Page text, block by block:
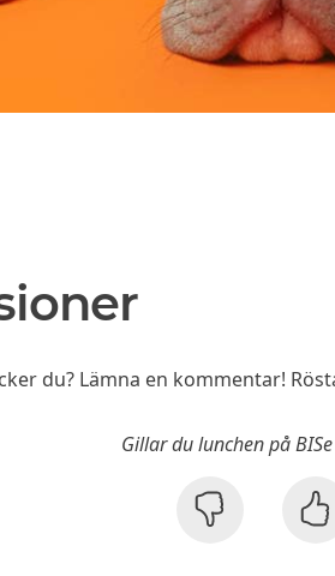
du? Lämna en kommentar!
Gillar du lunchen på